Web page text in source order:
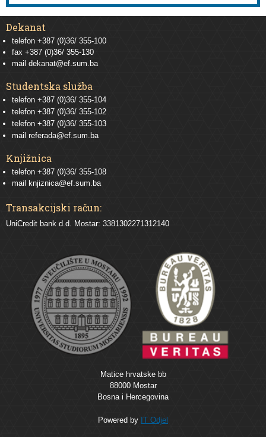
Dekanat
telefon +387 (0)36/ 355-100
fax +387 (0)36/ 355-130
mail dekanat@ef.sum.ba
Studentska služba
telefon +387 (0)36/ 355-104
telefon +387 (0)36/ 355-102
telefon +387 (0)36/ 355-103
mail referada@ef.sum.ba
Knjižnica
telefon +387 (0)36/ 355-108
mail knjiznica@ef.sum.ba
Transakcijski račun:
UniCredit bank d.d. Mostar: 3381302271312140
Matice hrvatske bb
88000 Mostar
Bosna i Hercegovina
Powered by IT Odjel